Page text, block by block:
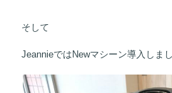
そして
JeannieではNewマシーン導入しまし